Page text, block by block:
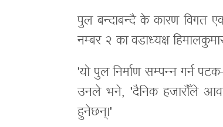
पुल बन्दाबन्दै के कारण विगत एक
नम्बर २ का वडाध्यक्ष
'यो पुल निर्माण सम्पन्न गर्न
उनले भने, 'दैनिक हजारौँले
हुनेछन्।'